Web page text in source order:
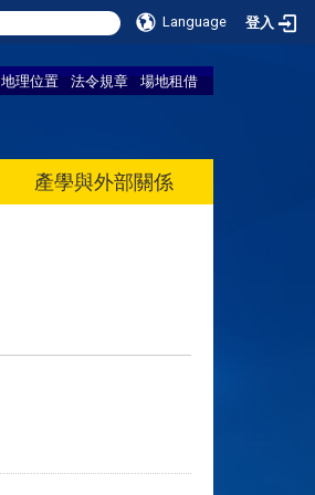
Language 登入
地理位置 法令規章 場地租借
產學與外部關係